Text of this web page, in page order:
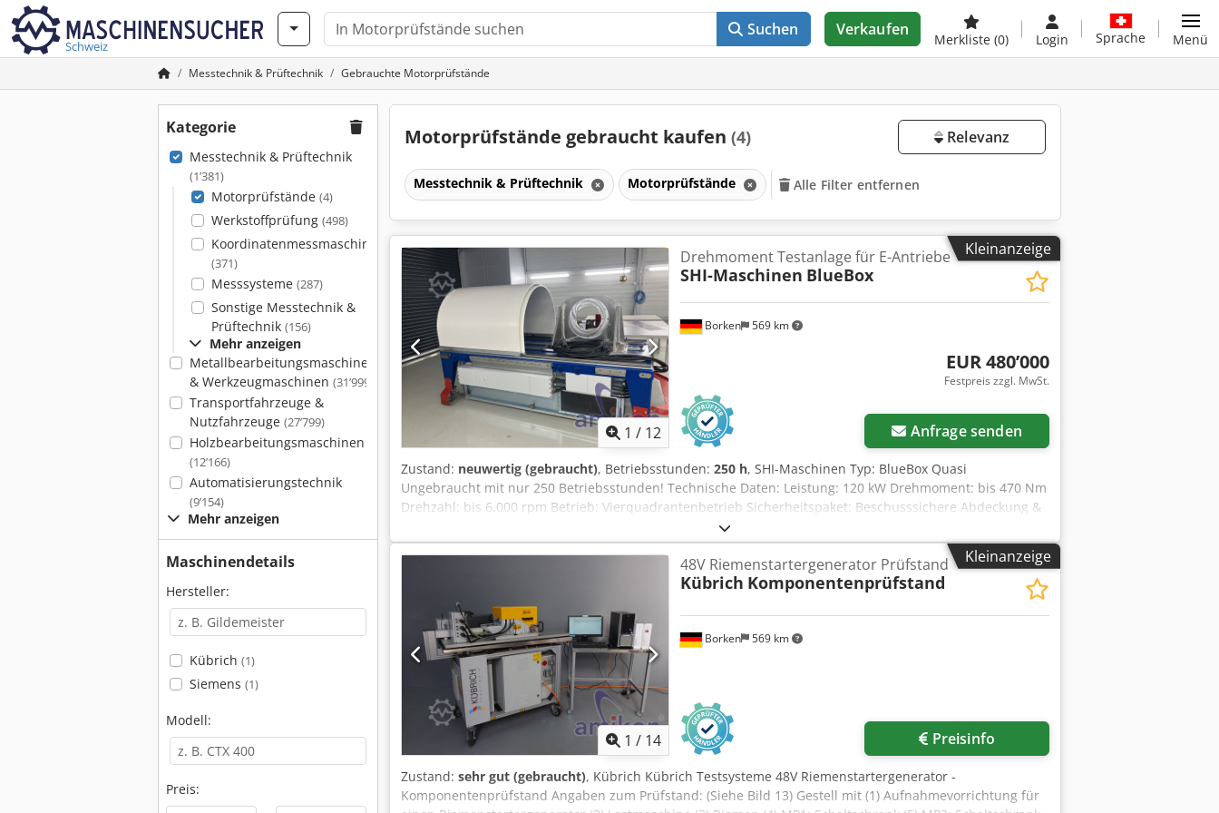
Schweiz
Suchen Verkaufen
Merkliste (0) Login Sprache Menü
Messtechnik & Prüftechnik Gebrauchte Motorprüfstände
Kategorie
Messtechnik & Prüftechnik
(1’381)
Motorprüfstände (4)
Werkstoffprüfung (498)
Koordinatenmessmaschinen
(371)
Messsysteme (287)
Sonstige Messtechnik &
Prüftechnik (156)
Mehr anzeigen
Metallbearbeitungsmaschinen
& Werkzeugmaschinen (31’999)
Transportfahrzeuge &
Nutzfahrzeuge (27’799)
Holzbearbeitungsmaschinen
(12’166)
Automatisierungstechnik
(9’154)
Mehr anzeigen
Maschinendetails
Hersteller:
Kübrich (1)
Siemens (1)
Modell:
Preis:
Motorprüfstände gebraucht kaufen (4) Relevanz
Messtechnik & Prüftechnik Motorprüfstände Alle Filter entfernen
Kleinanzeige
1 / 12
Borken 569 km
Drehmoment Testanlage für E-Antriebe
SHI-Maschinen BlueBox
EUR 480’000
Festpreis zzgl. MwSt.
Anfrage senden
Zustand: neuwertig (gebraucht), Betriebsstunden: 250 h, SHI-Maschinen Typ: BlueBox Quasi
Ungebraucht mit nur 250 Betriebsstunden! Technische Daten: Leistung: 120 kW Drehmoment: bis 470 Nm
Drehzahl: bis 6.000 rpm Betrieb: Vierquadrantenbetrieb Sicherheitspaket: Beschusssichere Abdeckung &
Datenfilter für "Go" Signalleitung Abmessungen: ca. 2800 × 1600 × 1300 mm Zubehör etc : 1 Kupplung 120
- Stahl, inkl. Adapter Kupplungsgröße: 100 Max. Drehzahl: 7.300 RPM Max. Drehmoment: 1.000 Nm 1x
Adapter 1x Kupplungsstahlgröße 100 1x Adapter 2 ø40 1x Adapter 2 ø50 1x Adapter 2 ø60 1x
Klemmvorrichtung ø40 Crodpoy Tg R Nofx Aktef 1x Klemmvorrichtung ø50 1x Klemmvorrichtung ø60
Adapter-Montagewerkzeug Kupplung 120 - CFK, inkl. Adapter max. Drehzahl: 8.500 RPM Max.
Drehmoment: 720 Nm Adapter-Montagewerkzeug CISPR 25 Prüftisch aus Holz auf Rädern für EMV-
BlueBox 120 Größe 2500 x 1000 x 900 mm bis max. 500 kg belastbar, inkl. 2 mm feuerverzinkter
Groundplane Nutzlast: bis 1.400 kg Gewicht: ca. 2.500 kg Betriebsspannung 400 V, 250 A Steuerspannung
24 V Zustand: gebraucht / used Lieferumfang: (Siehe Bild) (Änderungen und Irrtümer in den technischen
Daten, Angaben sind vorbehalten!) Weitere Fragen können wir gerne am Telefon für Sie beantworten.
Kleinanzeige
1 / 14
Borken 569 km
48V Riemenstartergenerator Prüfstand
Kübrich Komponentenprüfstand
Preisinfo
Zustand: sehr gut (gebraucht), Kübrich Kübrich Testsysteme 48V Riemenstartergenerator -
Komponentenprüfstand Angaben zum Prüfstand: (Siehe Bild 13) Gestell mit (1) Aufnahmevorrichtung für